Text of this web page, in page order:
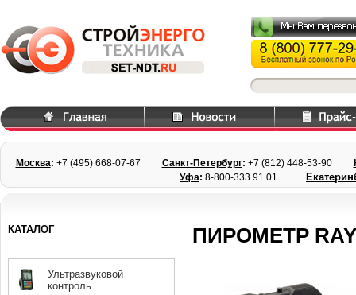
Москва: +7 (495) 668-07-67 Санкт-Петербург: +7 (812) 448-53-90
Уфа: 8-800-333 91 01
ПИРОМЕТР
КАТАЛОГ
Ультразвуковой
контроль